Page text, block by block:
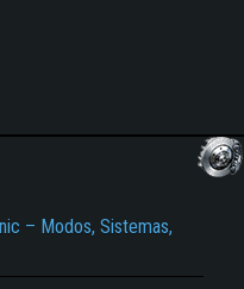
– Modos, Sistemas,